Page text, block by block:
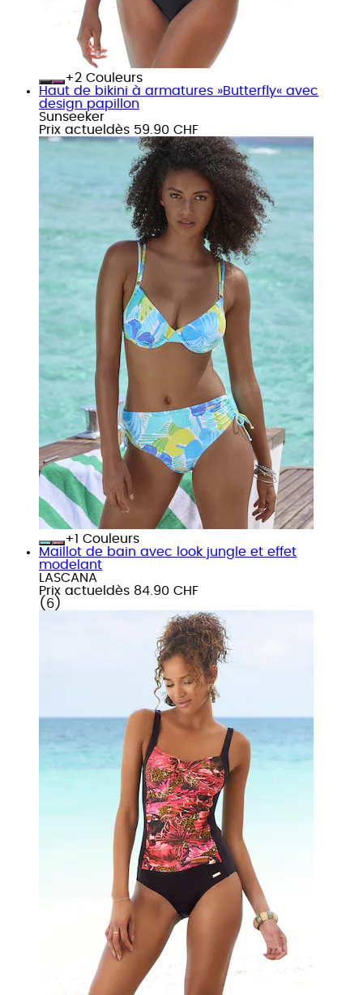
+
Couleurs
Haut de bikini à armatures »Butterfly« avec
design papillon
Sunseeker
Prix actuel dès 59.90 CHF
+
Couleurs
Maillot de bain avec look jungle et effet
modelant
LASCANA
Prix actuel dès 84.90 CHF
( 6 )